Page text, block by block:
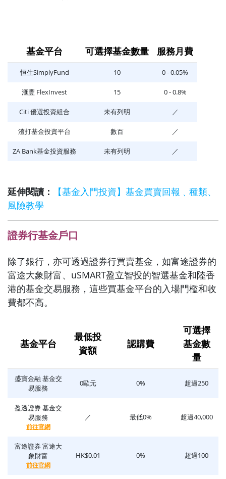
基金平台 可選擇基金數量 服務月費
恒生SimplyFund 10 0 - 0.05%
滙豐 FlexInvest 15 0 - 0.8%
Citi 優選投資組合 未有列明 ／
渣打基金投資平台 數百 ／
ZA Bank基金投資服務 未有列明 ／
延伸閱讀：
【基金入門投資】基金買賣回報﹑種類、
風險教學
證券行基金戶口
除了銀行，亦可透過證券行買賣基金，如富途證券的
富途大象財富、uSMART盈立智投的智選基金和陸香
港的基金交易服務，這些買基金平台的入場門檻和收
費都不高。
基金平台
最低投
資額
認購費
可選擇
基金數
量
盛寶金融 基金交
易服務
0歐元 0% 超過250
盈透證券 基金交
易服務
前往官網
／ 最低0% 超過40,000
富途證券 富途大
象財富
前往官網
HK$0.01 0% 超過100